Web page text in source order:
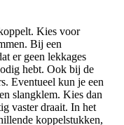
Kies voor
Bij een
er geen lekkages
hebt. Ook bij de
Eventueel kun je een
slangklem. Kies dan
vaster draait. In het
koppelstukken,